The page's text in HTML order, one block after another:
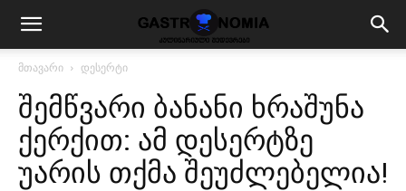
მთავარი დესერტი
შემწვარი ბანანი ხრაშუნა
ქერქით: ამ დესერტზე
უარის თქმა შეუძლებელია!